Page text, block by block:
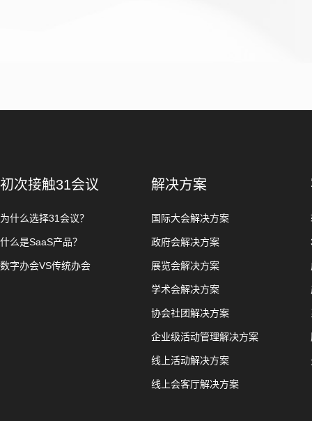
初次接触31会议
为什么选择31会议？
什么是SaaS产品？
数字办会VS传统办会
解决方案
国际大会解决方案
政府会解决方案
展览会解决方案
学术会解决方案
协会社团解决方案
企业级活动管理解决方案
线上活动解决方案
线上会客厅解决方案